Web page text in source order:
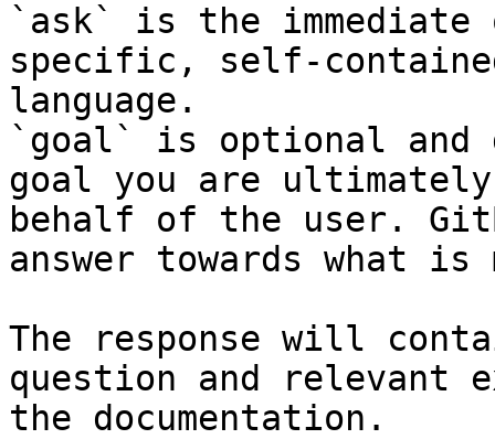
`ask` is the
specific, self-
language.
`goal` is optional and
goal you are
behalf of the user.
answer towards what
The response will
question and relevant
the documentation.